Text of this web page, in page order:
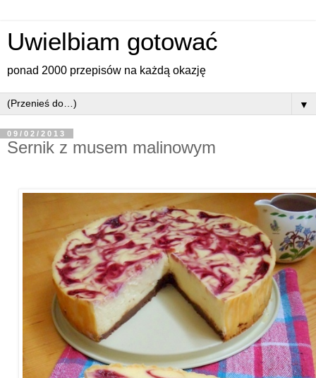
Uwielbiam gotować
ponad 2000 przepisów na każdą okazję
▼
09/02/2013
Sernik z musem malinowym